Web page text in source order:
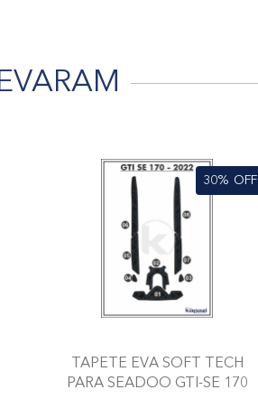
30% OFF
TAPETE EVA SOFT TECH
PARA SEADOO GTI-SE 170